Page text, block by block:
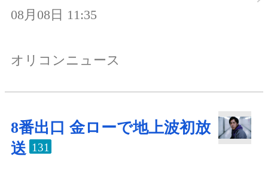
08月08日 11:35
オリコンニュース
8番出口 金ローで地上波初放
送 131